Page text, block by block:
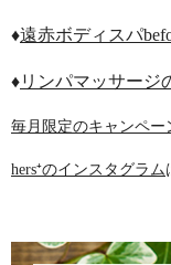
♦遠赤ボディスパ
♦リンパマッサージ
毎月限定のキャンペー
hers⁺のインスタグラム